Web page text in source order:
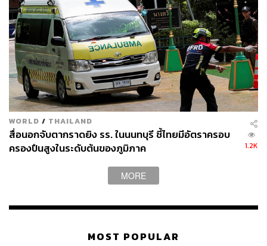
WORLD / THAILAND
สื่อนอกจับตากราดยิง รร. ในนนทบุรี ชี้ไทยมีอัตราครอบ
ครองปืนสูงในระดับต้นของภูมิภาค
1.2K
MORE
MOST POPULAR